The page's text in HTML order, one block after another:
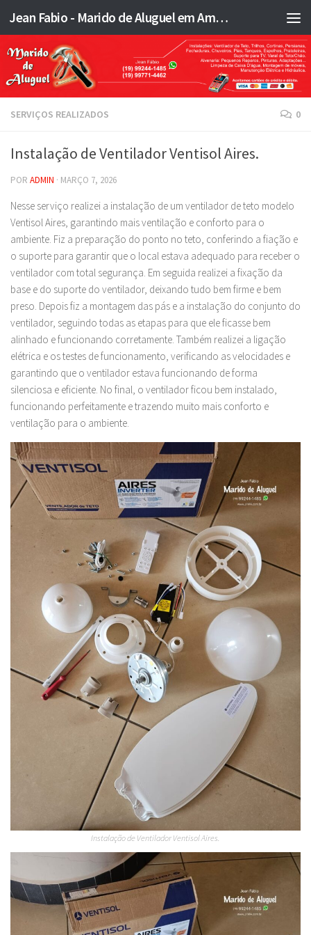
Skip to content Jean Fabio - Marido de Aluguel em Americana SP e região - JFMA
SERVIÇOS REALIZADOS 0
Instalação de Ventilador Ventisol Aires.
POR ADMIN · MARÇO 7, 2026
Nesse serviço realizei a instalação de um ventilador de teto modelo
Ventisol Aires, garantindo mais ventilação e conforto para o
ambiente. Fiz a preparação do ponto no teto, conferindo a fiação e
o suporte para garantir que o local estava adequado para receber o
ventilador com total segurança. Em seguida realizei a fixação da
base e do suporte do ventilador, deixando tudo bem firme e bem
preso. Depois fiz a montagem das pás e a instalação do conjunto do
ventilador, seguindo todas as etapas para que ele ficasse bem
alinhado e funcionando corretamente. Também realizei a ligação
elétrica e os testes de funcionamento, verificando as velocidades e
garantindo que o ventilador estava funcionando de forma
silenciosa e eficiente. No final, o ventilador ficou bem instalado,
funcionando perfeitamente e trazendo muito mais conforto e
ventilação para o ambiente.
Instalação de Ventilador Ventisol Aires.